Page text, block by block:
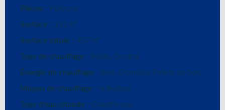
Pièces 9 pièces
Surface 311 m²
Surface totale 457 m²
Type de chauffage Poêle, Central
Énergie de chauffage Bois, Granulés/Pellets de bois
Moyen de chauffage Individuel
Type d'eau chaude Chauffe-eau